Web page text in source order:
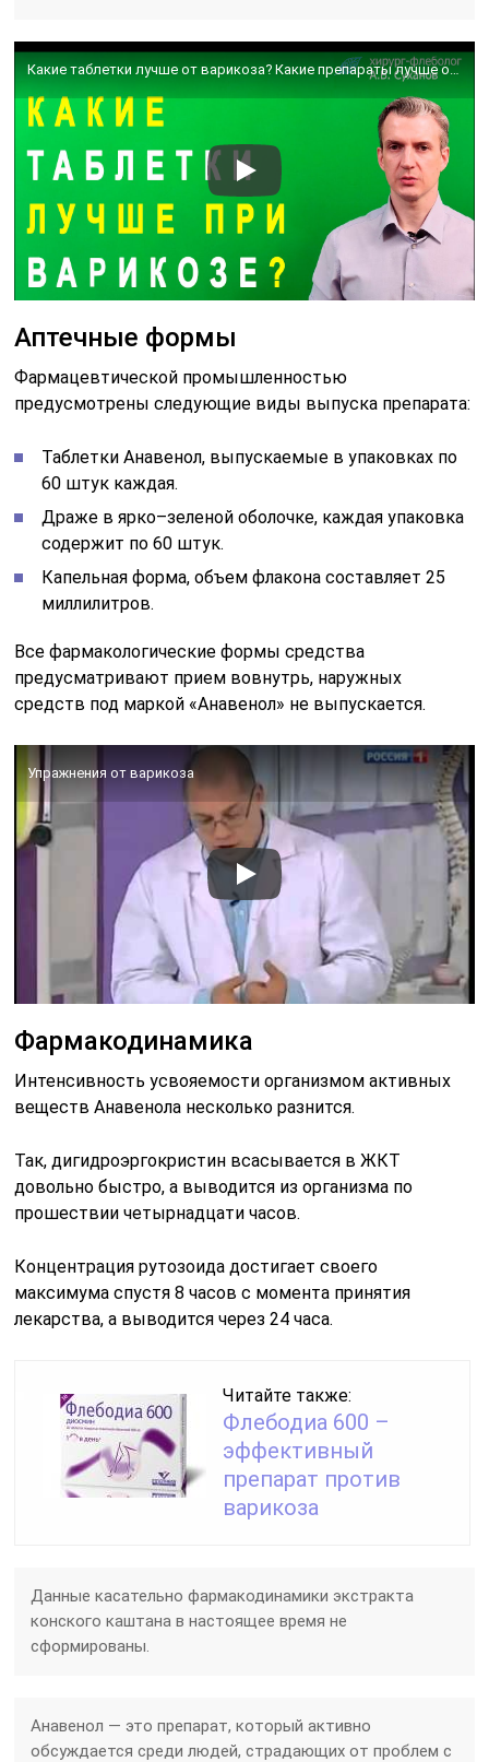
Какие таблетки лучше от варикоза? Какие препараты лучше от варикоза? Лечение варикоза. Лечение вен.
Аптечные формы
Фармацевтической промышленностью
предусмотрены следующие виды выпуска препарата:
Таблетки Анавенол, выпускаемые в упаковках по
60 штук каждая.
Драже в ярко–зеленой оболочке, каждая упаковка
содержит по 60 штук.
Капельная форма, объем флакона составляет 25
миллилитров.
Все фармакологические формы средства
предусматривают прием вовнутрь, наружных
средств под маркой «Анавенол» не выпускается.
Упражнения от варикоза
Фармакодинамика
Интенсивность усвояемости организмом активных
веществ Анавенола несколько разнится.
Так, дигидроэргокристин всасывается в ЖКТ
довольно быстро, а выводится из организма по
прошествии четырнадцати часов.
Концентрация рутозоида достигает своего
максимума спустя 8 часов с момента принятия
лекарства, а выводится через 24 часа.
Читайте также:
Флебодиа 600 –
эффективный
препарат против
варикоза
Данные касательно фармакодинамики экстракта
конского каштана в настоящее время не
сформированы.
Анавенол — это препарат, который активно
обсуждается среди людей, страдающих от проблем с